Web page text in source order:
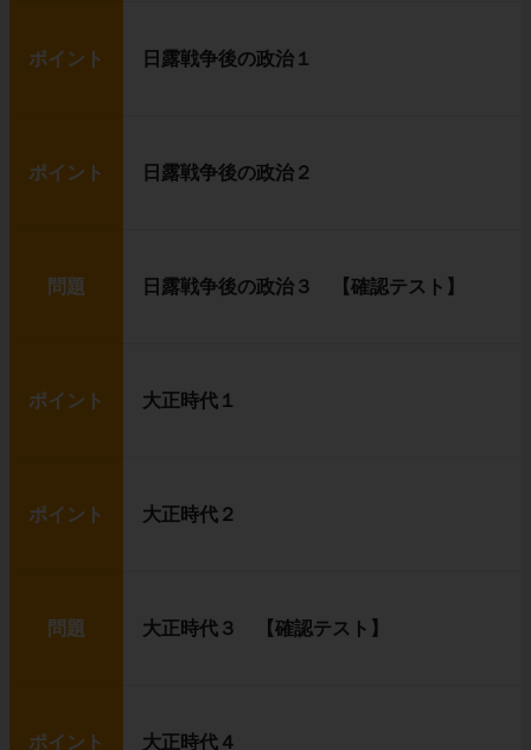
ポイント 日露戦争後の政治１
ポイント 日露戦争後の政治２
問題 日露戦争後の政治３ 【確認テスト】
ポイント 大正時代１
ポイント 大正時代２
問題 大正時代３ 【確認テスト】
ポイント 大正時代４